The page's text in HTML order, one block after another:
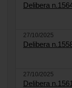
Delibera
27/10/2025
Delibera
27/10/2025
Delibera